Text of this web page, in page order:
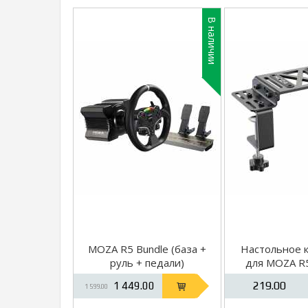
В наличии
MOZA R5 Bundle (база +
руль + педали)
1 599.00 1 449.00
Настольное
для MOZA
219.00